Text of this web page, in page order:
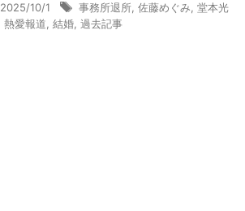
2025/10/1 事務所退所 佐藤めぐみ 堂本光
熱愛報道 結婚 過去記事